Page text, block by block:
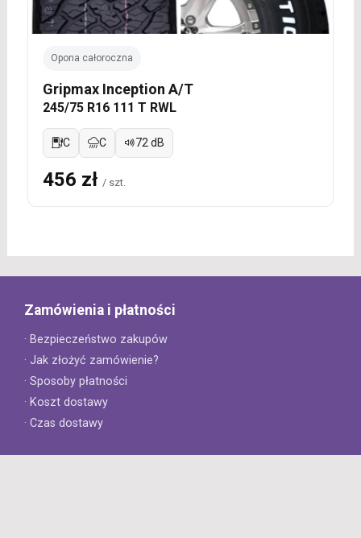
Opona całoroczna
Gripmax Inception A/T
245/75 R16 111 T RWL
C C 72 dB
456 zł / szt.
Zamówienia i płatności
· Bezpieczeństwo zakupów
· Jak złożyć zamówienie?
· Sposoby płatności
· Koszt dostawy
· Czas dostawy